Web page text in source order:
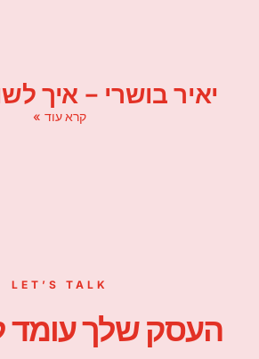
יאיר בושרי – איך
קרא עוד »
LET’S TALK
העסק שלך עומד